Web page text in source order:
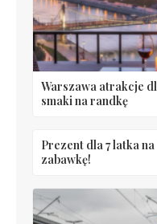
Warszawa atrakcje
smaki na randkę
Prezent dla 7 latka
zabawkę!